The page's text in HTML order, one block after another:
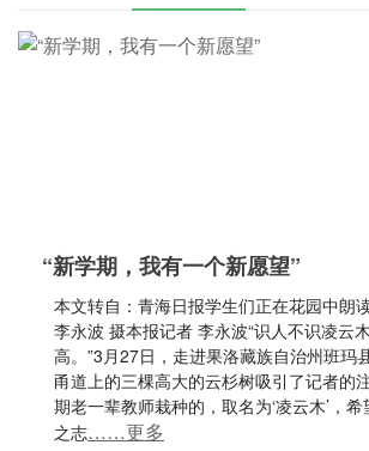
“新学期，我有一个新愿望”
本文转自：青海日报学生们正在花园中朗
李永波 摄本报记者 李永波“识人不识凌云
高。”3月27日，走进果洛藏族自治州班玛
甬道上的三棵高大的云杉树吸引了记者的
期老一辈教师栽种的，取名为‘凌云木’，
之志……更多